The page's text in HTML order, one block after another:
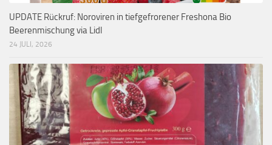
UPDATE Rückruf: Noroviren in tiefgefrorener Freshona Bio
Beerenmischung via Lidl
24 JULI, 2026